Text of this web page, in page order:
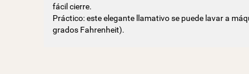
fácil cierre.
Práctico: este elegante llamativo se puede lavar a
grados Fahrenheit).